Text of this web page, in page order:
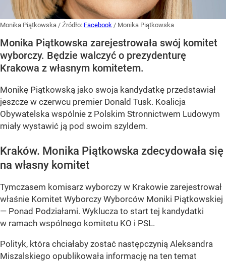
Monika Piątkowska / Źródło: Facebook / Monika Piątkowska
Monika Piątkowska zarejestrowała swój komitet
wyborczy. Będzie walczyć o prezydenturę
Krakowa z własnym komitetem.
Monikę Piątkowską jako swoja kandydatkę przedstawiał
jeszcze w czerwcu premier Donald Tusk. Koalicja
Obywatelska wspólnie z Polskim Stronnictwem Ludowym
miały wystawić ją pod swoim szyldem.
Kraków. Monika Piątkowska zdecydowała się
na własny komitet
Tymczasem komisarz wyborczy w Krakowie zarejestrował
właśnie Komitet Wyborczy Wyborców Moniki Piątkowskiej
— Ponad Podziałami. Wyklucza to start tej kandydatki
w ramach wspólnego komitetu KO i PSL.
Polityk, która chciałaby zostać następczynią Aleksandra
Miszalskiego opublikowała informację na ten temat